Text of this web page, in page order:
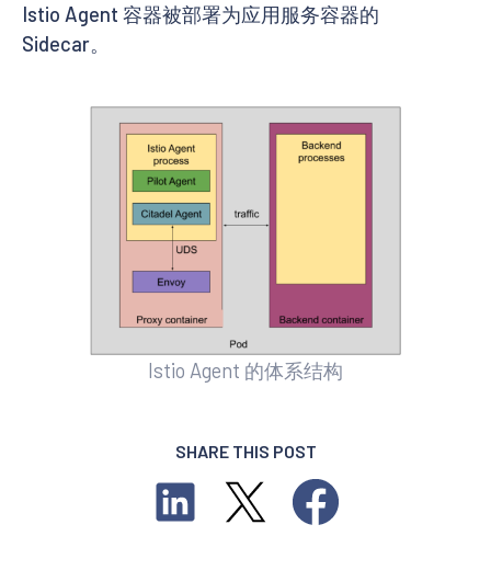
Istio Agent 容器被部署为应用服务容器的
Sidecar。
Istio Agent 的体系结构
SHARE THIS POST